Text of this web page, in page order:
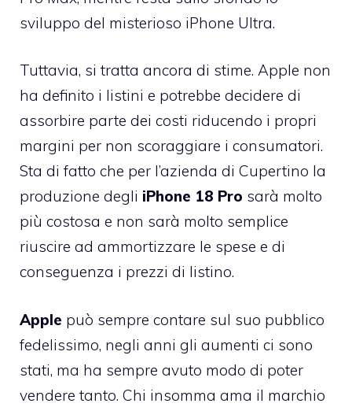
sviluppo del misterioso iPhone Ultra.
Tuttavia, si tratta ancora di stime. Apple non
ha definito i listini e potrebbe decidere di
assorbire parte dei costi riducendo i propri
margini per non scoraggiare i consumatori.
Sta di fatto che per l’azienda di Cupertino la
produzione degli iPhone 18 Pro sarà molto
più costosa e non sarà molto semplice
riuscire ad ammortizzare le spese e di
conseguenza i prezzi di listino.
Apple può sempre contare sul suo pubblico
fedelissimo, negli anni gli aumenti ci sono
stati, ma ha sempre avuto modo di poter
vendere tanto. Chi insomma ama il marchio